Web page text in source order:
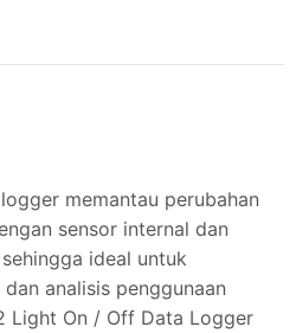
memantau perubahan
sensor internal dan
ideal untuk
analisis penggunaan
Light On / Off Data Logger